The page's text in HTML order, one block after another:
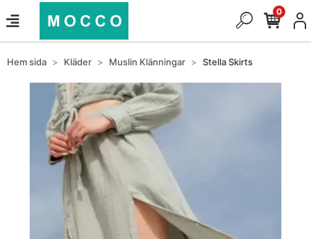
0
Hem sida Kläder Muslin Klänningar Stella Skirts